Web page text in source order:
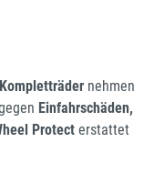
nehmen
Einfahrschäden,
Protect erstattet